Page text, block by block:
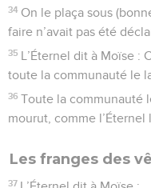
34 On le plaça sous
faire n’avait pas été
35 L’Éternel dit à Moïse :
toute la communauté le
36 Toute la communauté
mourut, comme l’Éternel
Les franges des
37